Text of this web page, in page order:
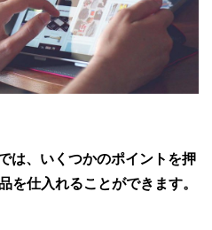
は、いくつかのポイントを押
を仕入れることができます。